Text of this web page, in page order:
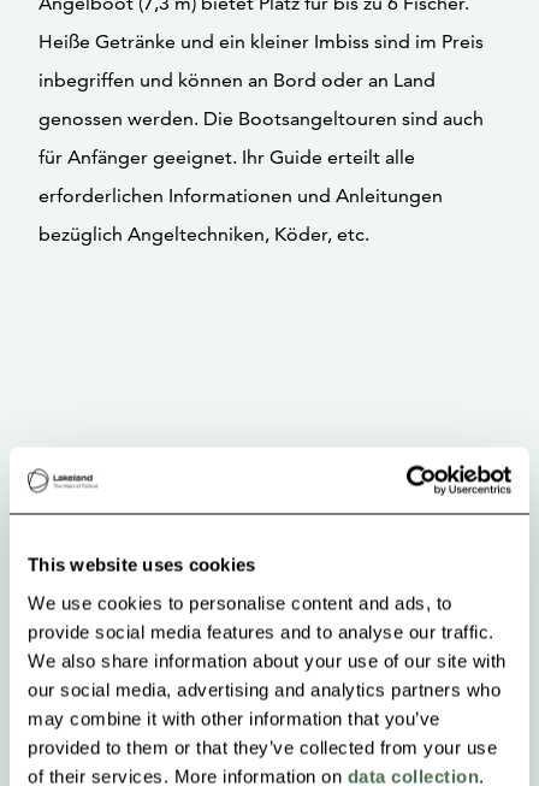
This website uses cookies
We use cookies to personalise content and ads, to
provide social media features and to analyse our traffic.
We also share information about your use of our site with
our social media, advertising and analytics partners who
may combine it with other information that you’ve
provided to them or that they’ve collected from your use
of their services. More information on data collection.
Heiße Getränke und ein kleiner Imbiss sind im Preis
inbegriffen und können an Bord oder an Land
genossen werden. Die Bootsangeltouren sind auch
für Anfänger geeignet. Ihr Guide erteilt alle
erforderlichen Informationen und Anleitungen
bezüglich Angeltechniken, Köder, etc.